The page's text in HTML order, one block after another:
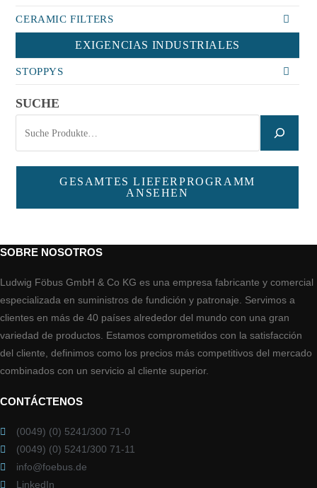
CERAMIC FILTERS
EXIGENCIAS INDUSTRIALES
STOPPYS
SUCHE
GESAMTES LIEFERPROGRAMM
ANSEHEN
SOBRE NOSOTROS
Ludwig Föbus GmbH & Co KG es una empresa fabricante y comercial
especializada en suministros de fundición y patronaje. Servimos a
clientes en más de 40 países alrededor del mundo con una gran
variedad de productos. Estamos comprometidos con la satisfacción
del cliente, definimos como los precios más competitivos del mercado
combinados con un servicio al cliente superior.
CONTÁCTENOS
(0049) (0) 5241/300 71-0
(0049) (0) 5241/300 71-11
info@foebus.de
LinkedIn